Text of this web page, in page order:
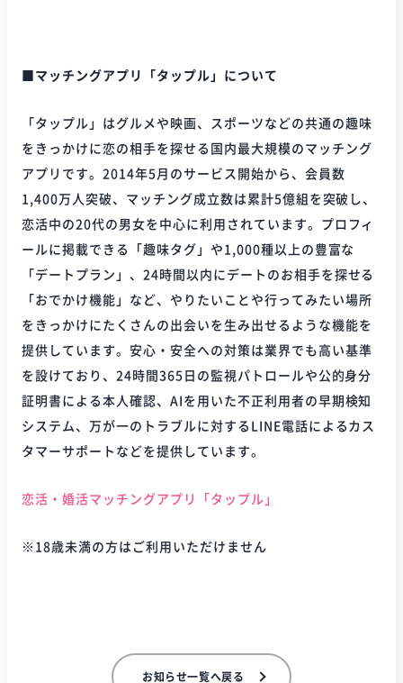
■マッチングアプリ「タップル」について
「タップル」はグルメや映画、スポーツなどの共通の趣味
をきっかけに恋の相手を探せる国内最大規模のマッチング
アプリです。2014年5月のサービス開始から、会員数
1,400万人突破、マッチング成立数は累計5億組を突破し、
恋活中の20代の男女を中心に利用されています。プロフィ
ールに掲載できる「趣味タグ」や1,000種以上の豊富な
「デートプラン」、24時間以内にデートのお相手を探せる
「おでかけ機能」など、やりたいことや行ってみたい場所
をきっかけにたくさんの出会いを生み出せるような機能を
提供しています。安心・安全への対策は業界でも高い基準
を設けており、24時間365日の監視パトロールや公的身分
証明書による本人確認、AIを用いた不正利用者の早期検知
システム、万が一のトラブルに対するLINE電話によるカス
タマーサポートなどを提供しています。
恋活・婚活マッチングアプリ「タップル」
※18歳未満の方はご利用いただけません
お知らせ一覧へ戻る